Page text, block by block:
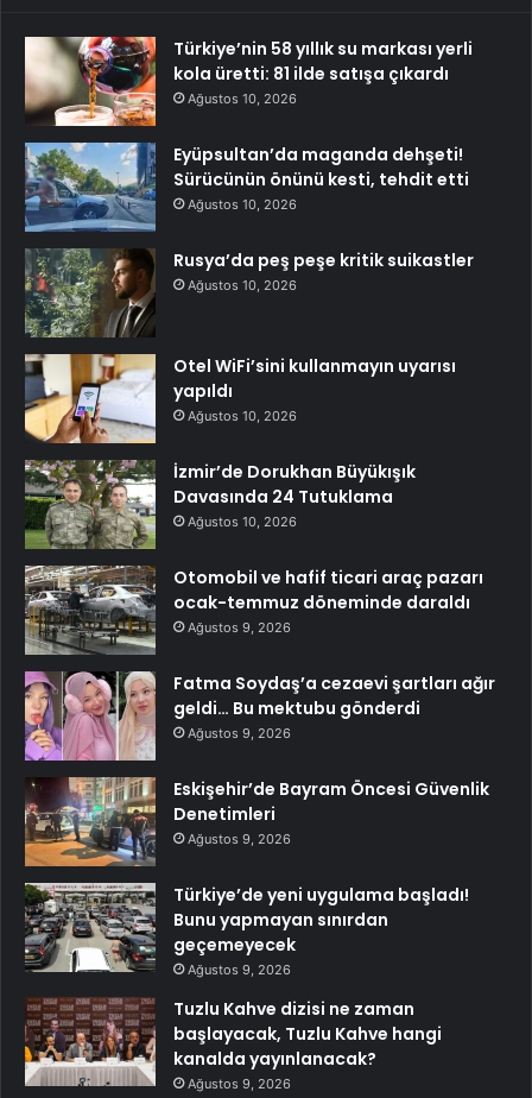
Türkiye’nin 58 yıllık su markası yerli
kola üretti: 81 ilde satışa çıkardı
Ağustos 10, 2026
Eyüpsultan’da maganda dehşeti!
Sürücünün önünü kesti, tehdit etti
Ağustos 10, 2026
Rusya’da peş peşe kritik suikastler
Ağustos 10, 2026
Otel WiFi’sini kullanmayın uyarısı
yapıldı
Ağustos 10, 2026
İzmir’de Dorukhan Büyükışık
Davasında 24 Tutuklama
Ağustos 10, 2026
Otomobil ve hafif ticari araç pazarı
ocak-temmuz döneminde daraldı
Ağustos 9, 2026
Fatma Soydaş’a cezaevi şartları ağır
geldi… Bu mektubu gönderdi
Ağustos 9, 2026
Eskişehir’de Bayram Öncesi Güvenlik
Denetimleri
Ağustos 9, 2026
Türkiye’de yeni uygulama başladı!
Bunu yapmayan sınırdan
geçemeyecek
Ağustos 9, 2026
Tuzlu Kahve dizisi ne zaman
başlayacak, Tuzlu Kahve hangi
kanalda yayınlanacak?
Ağustos 9, 2026